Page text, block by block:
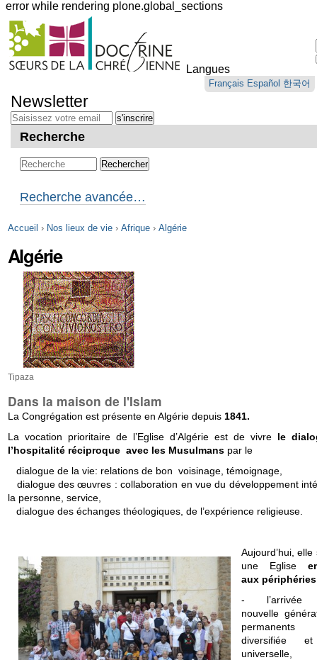
error while rendering plone.global_sections
Outils
personnels
Langues
Français Español 한국어
au
contenu.
Aller
navigation
Newsletter
Recherche
Recherche avancée…
Accueil › Nos lieux de vie › Afrique › Algérie
Algérie
Tipaza
Dans la maison de l'Islam
La Congrégation est présente en Algérie depuis 1841.
La vocation prioritaire de l’Eglise d’Algérie est de vivre le
l’hospitalité réciproque avec les Musulmanspar le
dialogue de la vie: relations de bon voisinage, témoignage,
dialogue des œuvres : collaboration en vue du développement
la personne, service,
dialogue des échanges théologiques, de l’expérience religieuse.
Aujourd’hui, elle
une Eglise
aux périphéries
- l’arrivée
nouvelle
diversifiée
universelle,